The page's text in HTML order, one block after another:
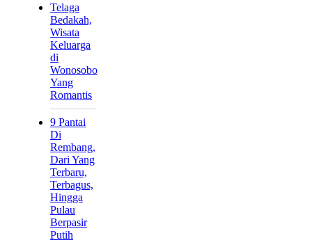
Telaga
Bedakah,
Wisata
Keluarga
di
Wonosobo
Yang
Romantis
9 Pantai
Di
Rembang,
Dari Yang
Terbaru,
Terbagus,
Hingga
Pulau
Berpasir
Putih